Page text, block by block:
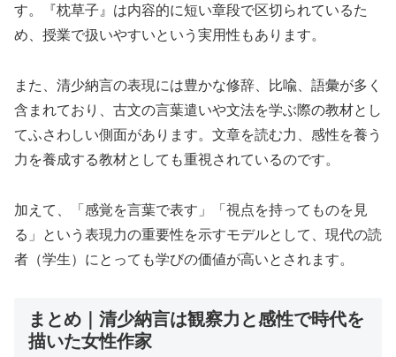
す。『枕草子』は内容的に短い章段で区切られているた
め、授業で扱いやすいという実用性もあります。
また、清少納言の表現には豊かな修辞、比喩、語彙が多く
含まれており、古文の言葉遣いや文法を学ぶ際の教材とし
てふさわしい側面があります。文章を読む力、感性を養う
力を養成する教材としても重視されているのです。
加えて、「感覚を言葉で表す」「視点を持ってものを見
る」という表現力の重要性を示すモデルとして、現代の読
者（学生）にとっても学びの価値が高いとされます。
まとめ｜清少納言は観察力と感性で時代を
描いた女性作家